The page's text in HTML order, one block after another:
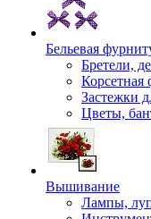
Бельевая
Бретели,
Корсетная
Застежки
Цветы,
Вышивание
Лампы,